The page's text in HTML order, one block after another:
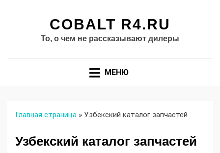
COBALT R4.RU
То, о чем не рассказывают дилеры
МЕНЮ
Главная страница » Узбекский каталог запчастей
Узбекский каталог запчастей